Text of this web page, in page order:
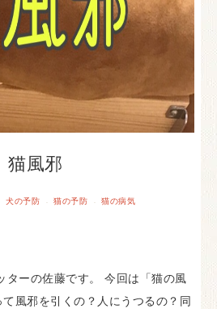
猫風邪
犬の予防 · 猫の予防 · 猫の病気
ターの佐藤です。 今回は「猫の風
風邪を引くの？人にうつるの？同